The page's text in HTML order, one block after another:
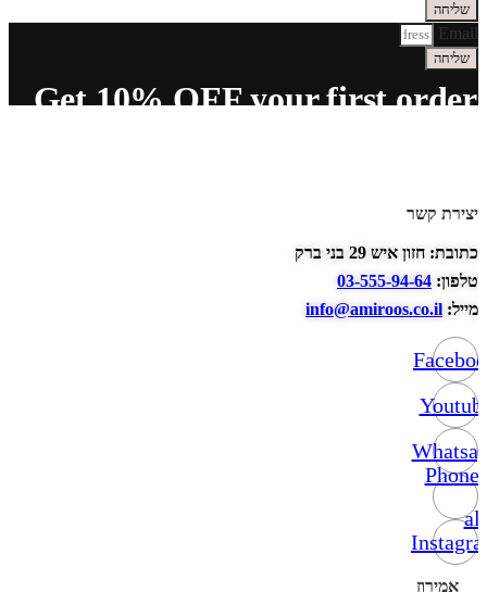
שליחה
Email
שליחה
Get 10% OFF your first order
יצירת קשר
כתובת: חזון איש 29 בני ברק
טלפון: 03-555-94-64
מייל: info@amiroos.co.il
Phone-
alt
אמירוז